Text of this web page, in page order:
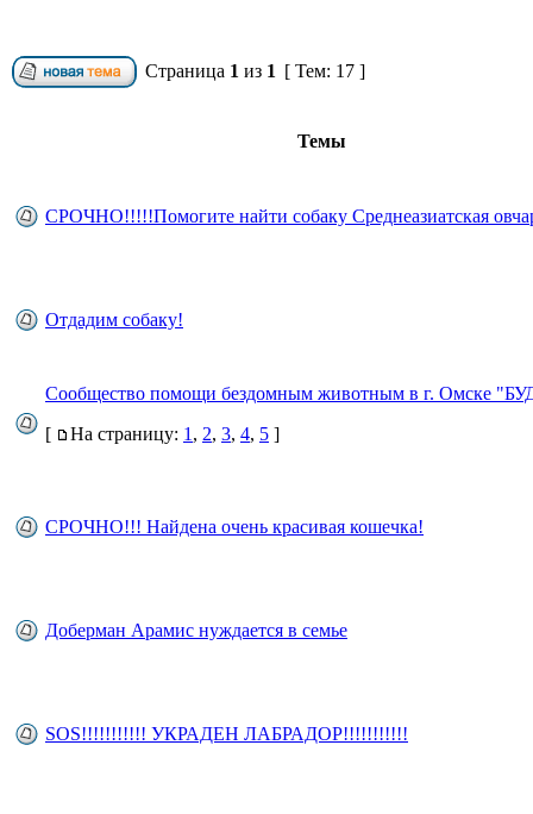
Страница 1 из 1 [ Тем: 17 ]
Темы
СРОЧНО!!!!!Помогите найти собаку Среднеазиатская
Отдадим собаку!
Сообщество помощи бездомным животным в г. Омске
[
На страницу: 1 , 2, 3, 4, 5 ]
СРОЧНО!!! Найдена очень красивая кошечка!
Доберман Арамис нуждается в семье
SOS!!!!!!!!!!! УКРАДЕН ЛАБРАДОР!!!!!!!!!!!